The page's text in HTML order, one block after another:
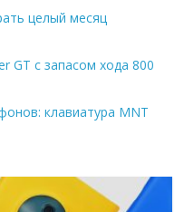
целый месяц
GT с запасом хода 800
клавиатура MNT